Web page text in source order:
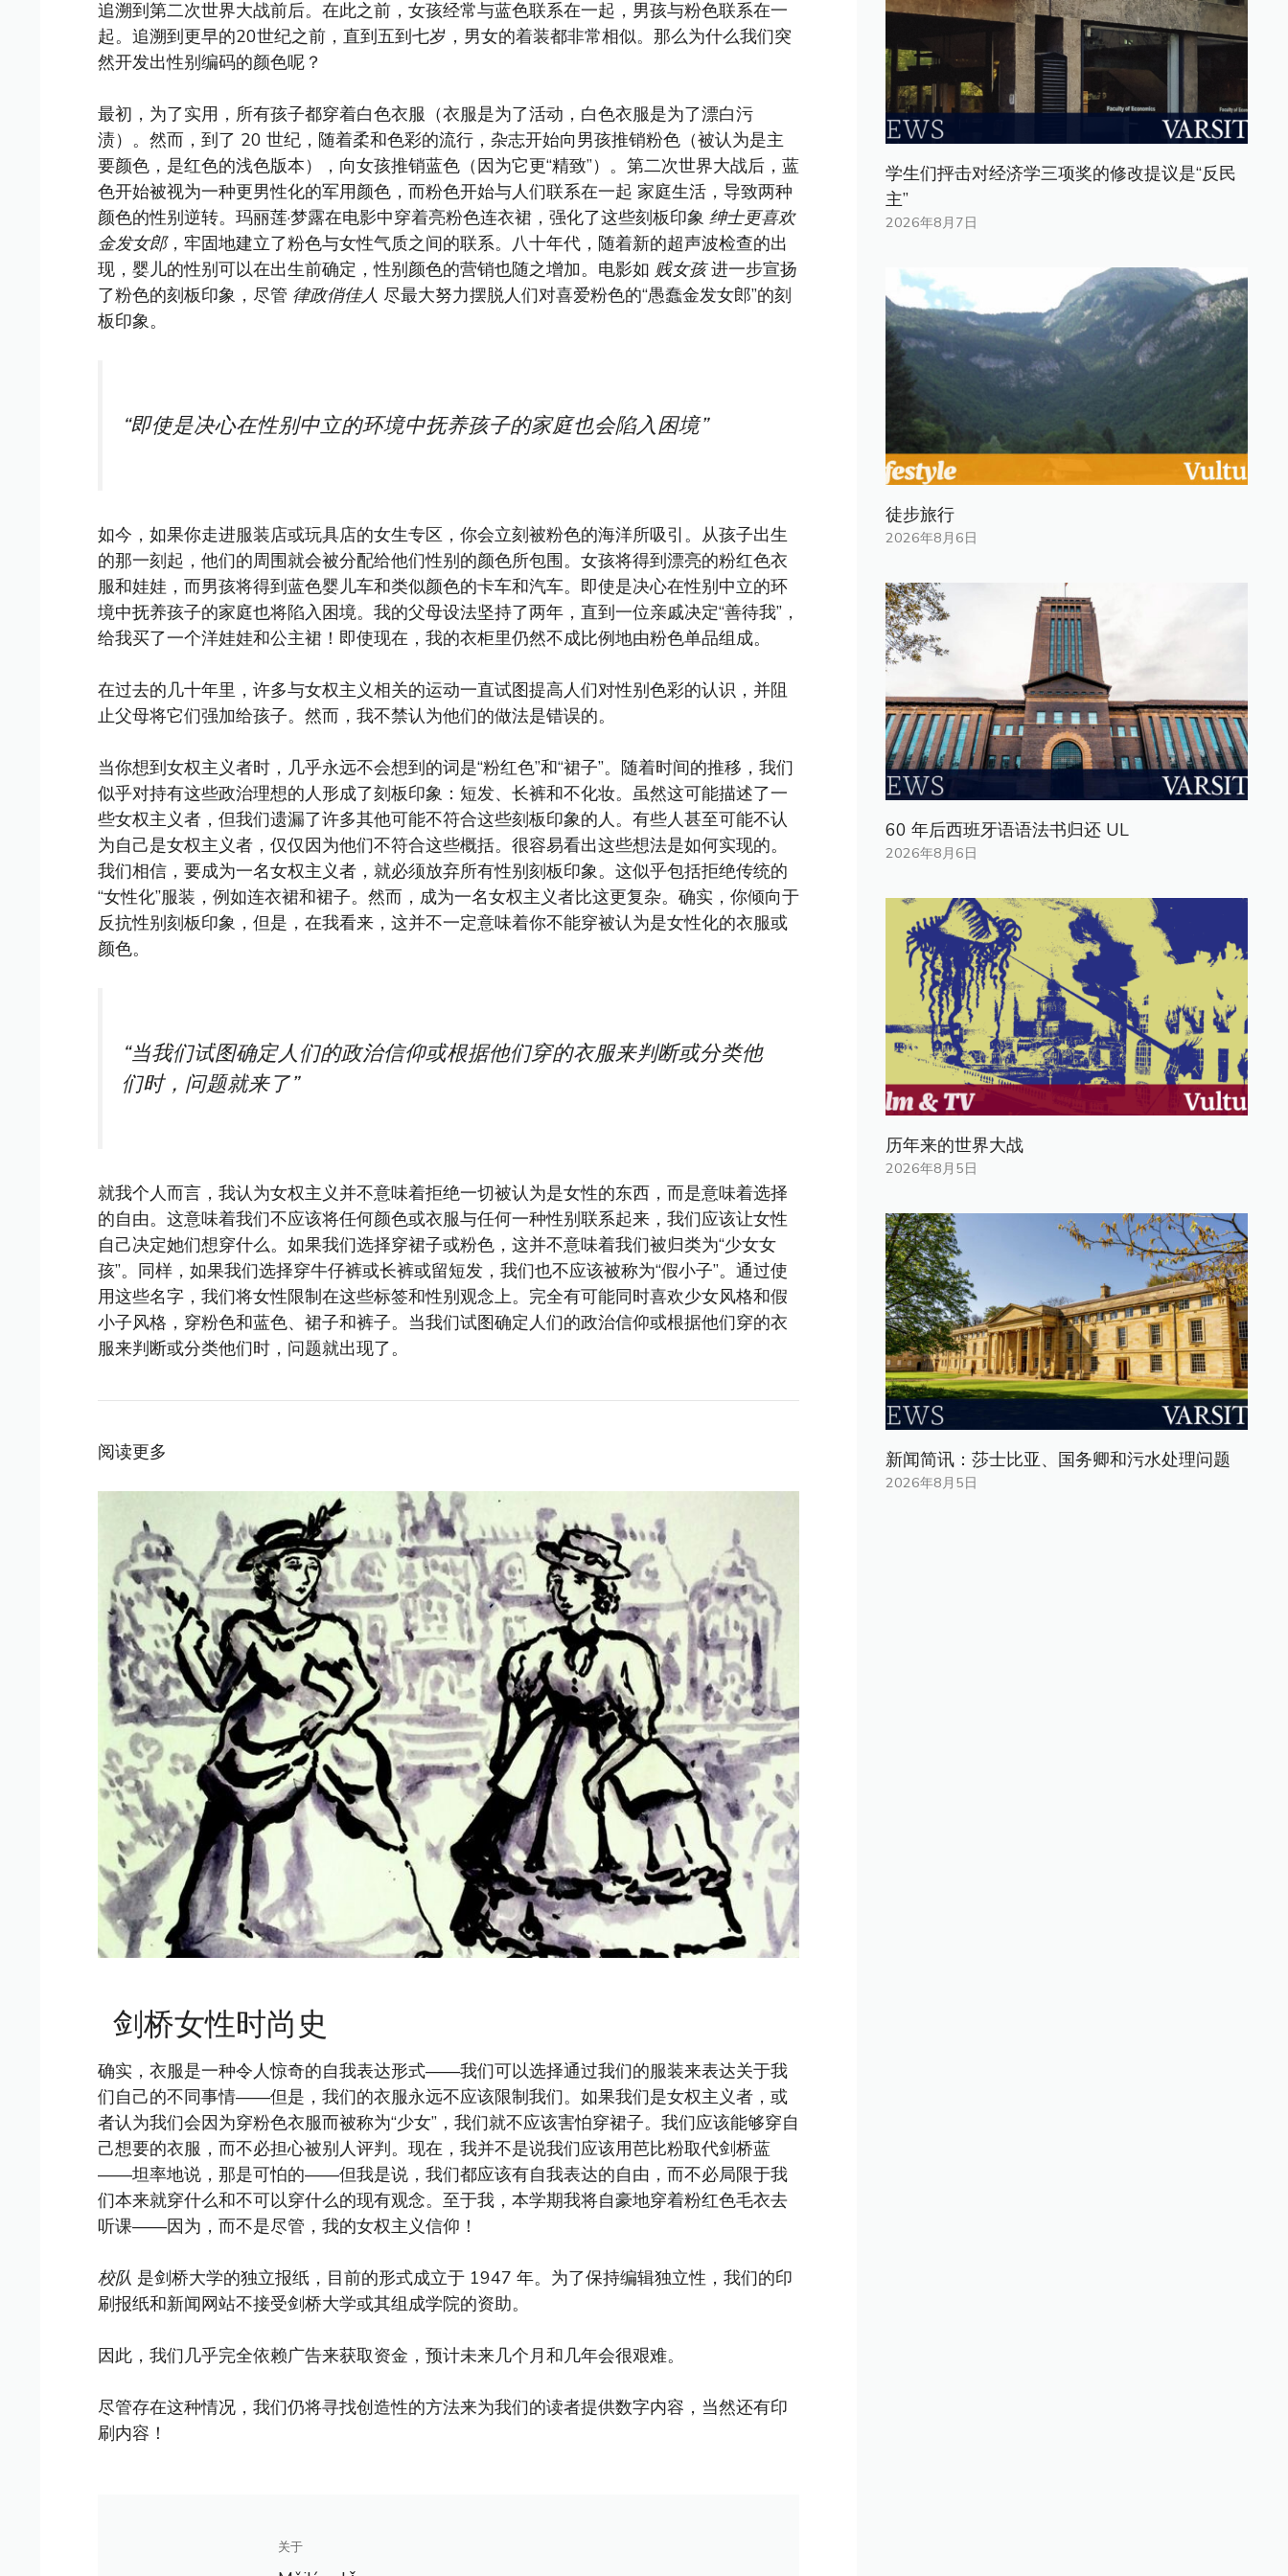
追溯到第二次世界大战前后。在此之前，女孩经常与蓝色联系在一起，男孩与粉色联系在一
起。追溯到更早的20世纪之前，直到五到七岁，男女的着装都非常相似。那么为什么我们突
然开发出性别编码的颜色呢？
最初，为了实用，所有孩子都穿着白色衣服（衣服是为了活动，白色衣服是为了漂白污
渍）。然而，到了 20 世纪，随着柔和色彩的流行，杂志开始向男孩推销粉色（被认为是主
要颜色，是红色的浅色版本），向女孩推销蓝色（因为它更“精致”）。第二次世界大战后，蓝
色开始被视为一种更男性化的军用颜色，而粉色开始与人们联系在一起 家庭生活，导致两种
颜色的性别逆转。玛丽莲·梦露在电影中穿着亮粉色连衣裙，强化了这些刻板印象 绅士更喜欢
金发女郎，牢固地建立了粉色与女性气质之间的联系。八十年代，随着新的超声波检查的出
现，婴儿的性别可以在出生前确定，性别颜色的营销也随之增加。电影如 贱女孩进一步宣扬
了粉色的刻板印象，尽管 律政俏佳人 尽最大努力摆脱人们对喜爱粉色的“愚蠢金发女郎”的刻
板印象。
“即使是决心在性别中立的环境中抚养孩子的家庭也会陷入困境”
如今，如果你走进服装店或玩具店的女生专区，你会立刻被粉色的海洋所吸引。从孩子出生
的那一刻起，他们的周围就会被分配给他们性别的颜色所包围。女孩将得到漂亮的粉红色衣
服和娃娃，而男孩将得到蓝色婴儿车和类似颜色的卡车和汽车。即使是决心在性别中立的环
境中抚养孩子的家庭也将陷入困境。我的父母设法坚持了两年，直到一位亲戚决定“善待我”，
给我买了一个洋娃娃和公主裙！即使现在，我的衣柜里仍然不成比例地由粉色单品组成。
在过去的几十年里，许多与女权主义相关的运动一直试图提高人们对性别色彩的认识，并阻
止父母将它们强加给孩子。然而，我不禁认为他们的做法是错误的。
当你想到女权主义者时，几乎永远不会想到的词是“粉红色”和“裙子”。随着时间的推移，我们
似乎对持有这些政治理想的人形成了刻板印象：短发、长裤和不化妆。虽然这可能描述了一
些女权主义者，但我们遗漏了许多其他可能不符合这些刻板印象的人。有些人甚至可能不认
为自己是女权主义者，仅仅因为他们不符合这些概括。很容易看出这些想法是如何实现的。
我们相信，要成为一名女权主义者，就必须放弃所有性别刻板印象。这似乎包括拒绝传统的
“女性化”服装，例如连衣裙和裙子。然而，成为一名女权主义者比这更复杂。确实，你倾向于
反抗性别刻板印象，但是，在我看来，这并不一定意味着你不能穿被认为是女性化的衣服或
颜色。
“当我们试图确定人们的政治信仰或根据他们穿的衣服来判断或分类他
们时，问题就来了”
就我个人而言，我认为女权主义并不意味着拒绝一切被认为是女性的东西，而是意味着选择
的自由。这意味着我们不应该将任何颜色或衣服与任何一种性别联系起来，我们应该让女性
自己决定她们想穿什么。如果我们选择穿裙子或粉色，这并不意味着我们被归类为“少女女
孩”。同样，如果我们选择穿牛仔裤或长裤或留短发，我们也不应该被称为“假小子”。通过使
用这些名字，我们将女性限制在这些标签和性别观念上。完全有可能同时喜欢少女风格和假
小子风格，穿粉色和蓝色、裙子和裤子。当我们试图确定人们的政治信仰或根据他们穿的衣
服来判断或分类他们时，问题就出现了。
阅读更多
剑桥女性时尚史
确实，衣服是一种令人惊奇的自我表达形式——我们可以选择通过我们的服装来表达关于我
们自己的不同事情——但是，我们的衣服永远不应该限制我们。如果我们是女权主义者，或
者认为我们会因为穿粉色衣服而被称为“少女”，我们就不应该害怕穿裙子。我们应该能够穿自
己想要的衣服，而不必担心被别人评判。现在，我并不是说我们应该用芭比粉取代剑桥蓝
——坦率地说，那是可怕的——但我是说，我们都应该有自我表达的自由，而不必局限于我
们本来就穿什么和不可以穿什么的现有观念。至于我，本学期我将自豪地穿着粉红色毛衣去
听课——因为，而不是尽管，我的女权主义信仰！
校队 是剑桥大学的独立报纸，目前的形式成立于 1947 年。为了保持编辑独立性，我们的印
刷报纸和新闻网站不接受剑桥大学或其组成学院的资助。
因此，我们几乎完全依赖广告来获取资金，预计未来几个月和几年会很艰难。
尽管存在这种情况，我们仍将寻找创造性的方法来为我们的读者提供数字内容，当然还有印
刷内容！
关于
学生们抨击对经济学三项奖的修改提议是“反民
主”
2026年8月7日
徒步旅行
2026年8月6日
60 年后西班牙语语法书归还 UL
2026年8月6日
历年来的世界大战
2026年8月5日
新闻简讯：莎士比亚、国务卿和污水处理问题
2026年8月5日